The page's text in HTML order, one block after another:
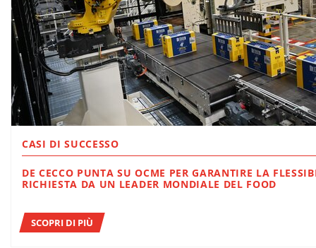
CASI DI SUCCESSO
DE CECCO PUNTA SU OCME PER GARANTIRE LA
RICHIESTA DA UN LEADER MONDIALE DEL FOOD
SCOPRI DI PIÙ